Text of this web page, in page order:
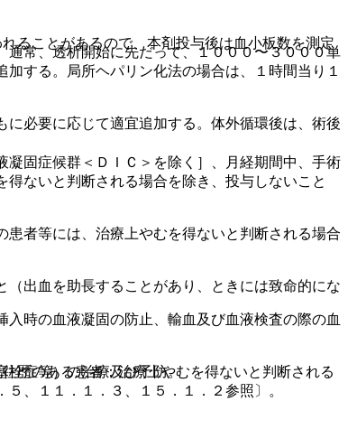
ることがあるので、本剤投与後は血小板数を測定
固症候群＜ＤＩＣ＞を除く］、月経期間中、手術
ないと判断される場合を除き、投与しないこと
者等には、治療上やむを得ないと判断される場合
出血を助長することがあり、ときには致命的にな
歴のある患者：治療上やむを得ないと判断される
、１１．１．３、１５．１．２参照〕。
常、透析開始に先だって、１０００〜３０００単
する。局所ヘパリン化法の場合は、１時間当り１
必要に応じて適宜追加する。体外循環後は、術後
時の血液凝固の防止、輸血及び血液検査の際の血
栓症等）の治療及び予防。